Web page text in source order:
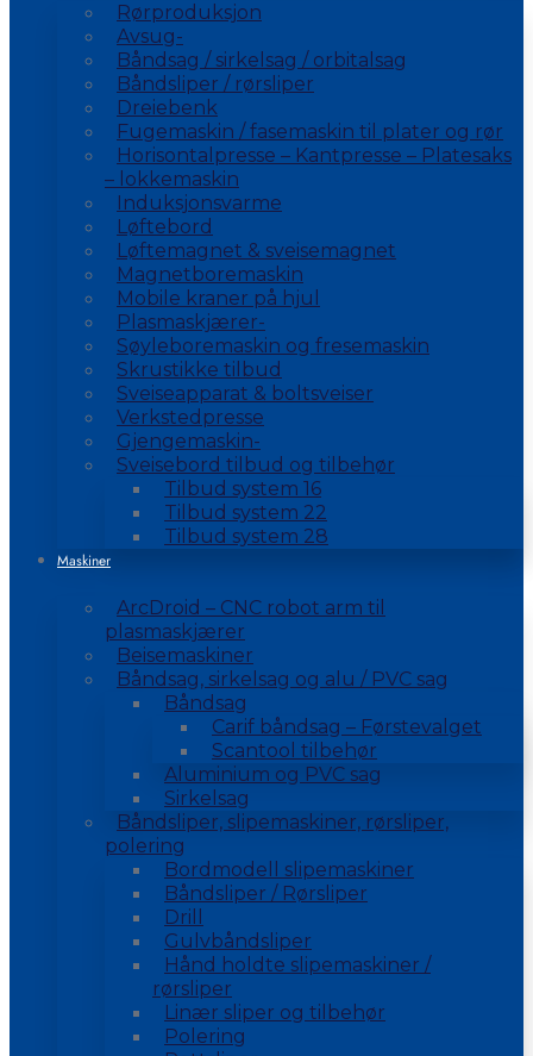
Rørproduksjon
Avsug-
Båndsag / sirkelsag / orbitalsag
Båndsliper / rørsliper
Dreiebenk
Fugemaskin / fasemaskin til plater og rør
Horisontalpresse – Kantpresse – Platesaks
– lokkemaskin
Induksjonsvarme
Løftebord
Løftemagnet & sveisemagnet
Magnetboremaskin
Mobile kraner på hjul
Plasmaskjærer-
Søyleboremaskin og fresemaskin
Skrustikke tilbud
Sveiseapparat & boltsveiser
Verkstedpresse
Gjengemaskin-
Sveisebord tilbud og tilbehør
Tilbud system 16
Tilbud system 22
Tilbud system 28
Maskiner
ArcDroid – CNC robot arm til
plasmaskjærer
Beisemaskiner
Båndsag, sirkelsag og alu / PVC sag
Båndsag
Carif båndsag – Førstevalget
Scantool tilbehør
Aluminium og PVC sag
Sirkelsag
Båndsliper, slipemaskiner, rørsliper,
polering
Bordmodell slipemaskiner
Båndsliper / Rørsliper
Drill
Gulvbåndsliper
Hånd holdte slipemaskiner /
rørsliper
Linær sliper og tilbehør
Polering